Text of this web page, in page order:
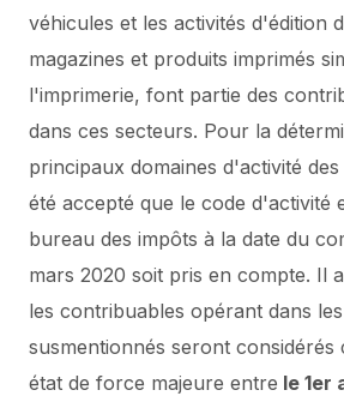
véhicules et les activités d'édition
magazines et produits imprimés
l'imprimerie, font partie des
dans ces secteurs. Pour la
principaux domaines d'activité
été accepté que le code d'activité
bureau des impôts à la date du
mars 2020 soit pris en compte. Il
les contribuables opérant dans
susmentionnés seront considérés
état de force majeure entre le 1er